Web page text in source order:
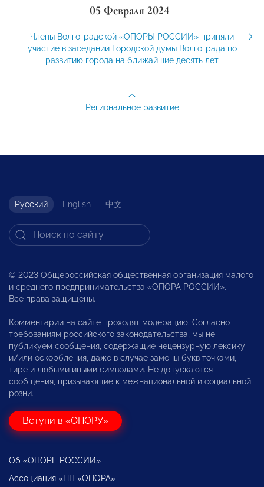
05 Февраля 2024
Члены Волгоградской «ОПОРЫ РОССИИ» приняли
участие в заседании Городской думы Волгограда по
развитию города на ближайшие десять лет
Региональное развитие
Русский English 中文
© 2023 Общероссийская общественная организация малого
и среднего предпринимательства «ОПОРА РОССИИ».
Все права защищены.
Комментарии на сайте проходят модерацию. Согласно
требованиям российского законодательства, мы не
публикуем сообщения, содержащие нецензурную лексику
и/или оскорбления, даже в случае замены букв точками,
тире и любыми иными символами. Не допускаются
сообщения, призывающие к межнациональной и социальной
розни.
Вступи в «ОПОРУ»
Об «ОПОРЕ РОССИИ»
Ассоциация «НП «ОПОРА»